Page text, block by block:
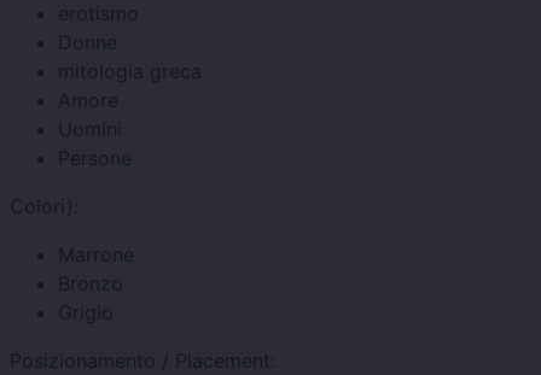
erotismo
Donne
mitologia greca
Amore
Uomini
Persone
Colori):
Marrone
Bronzo
Grigio
Posizionamento / Placement: